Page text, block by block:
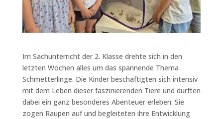
Im Sachunterricht der 2. Klasse drehte sich in den
letzten Wochen alles um das spannende Thema
Schmetterlinge. Die Kinder beschäftigten sich intensiv
mit dem Leben dieser faszinierenden Tiere und durften
dabei ein ganz besonderes Abenteuer erleben: Sie
zogen Raupen auf und begleiteten ihre Entwicklung